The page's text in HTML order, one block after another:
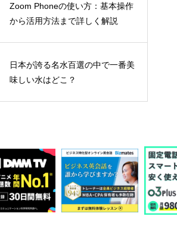
Zoom Phoneの使い方：基本操作
から活用方法まで詳しく解説
日本が誇る名水百選の中で一番美
味しい水はどこ？